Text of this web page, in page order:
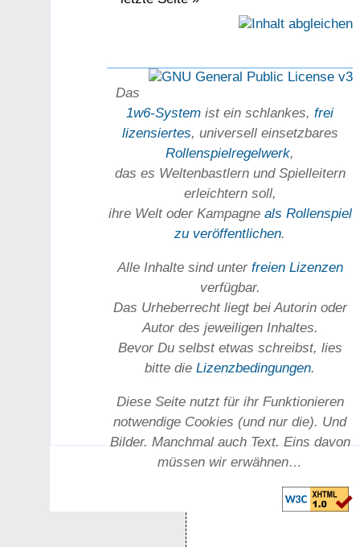
Das
1w6-System ist ein schlankes,frei
lizensiertes, universell einsetz­bares
Rollen­spielregel­werk,
das es Welten­bastlern und Spiel­leitern
erleichtern soll,
ihre Welt oder Kam­pagne als Rollenspiel
zu ver­öffent­lichen.
Alle Inhalte sind unter freien Lizenzen
verfügbar.
Das Urheber­recht liegt bei Autorin oder
Autor des jeweiligen In­haltes.
Bevor Du selbst etwas schreibst, lies
bitte dieLizenz­bedingungen.
Diese Seite nutzt für ihr Funktionieren
notwendige Cookies (und nur die). Und
Bilder. Manchmal auch Text. Eins davon
müssen wir erwähnen…